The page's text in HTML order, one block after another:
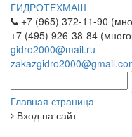
ГИДРОТЕХМАШ
+7 (965) 372-11-90
+7 (495) 926-38-84
gidro2000@mail.ru
Главная страница
Вход на сайт